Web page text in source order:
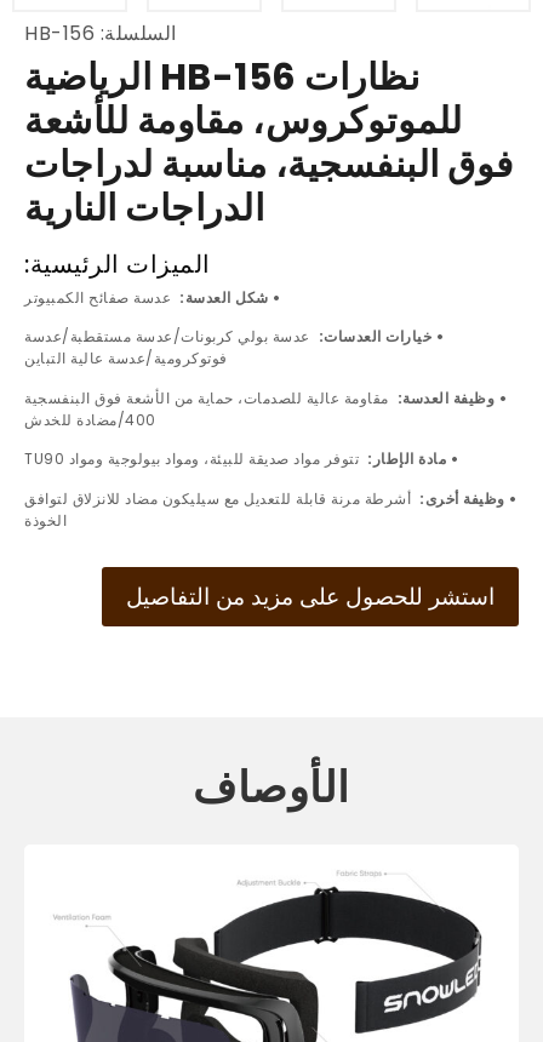
السلسلة: HB-156
نظارات HB-156 الرياضية
للموتوكروس، مقاومة للأشعة
فوق البنفسجية، مناسبة لدراجات
الدراجات النارية
الميزات الرئيسية:
• شكل العدسة: عدسة صفائح الكمبيوتر
• خيارات العدسات: عدسة بولي كربونات/عدسة مستقطبة/عدسة
فوتوكرومية/عدسة عالية التباين
• وظيفة العدسة: مقاومة عالية للصدمات، حماية من الأشعة فوق البنفسجية
400/مضادة للخدش
• مادة الإطار: تتوفر مواد صديقة للبيئة، ومواد بيولوجية ومواد TU90
• وظيفة أخرى: أشرطة مرنة قابلة للتعديل مع سيليكون مضاد للانزلاق لتوافق
الخوذة
استشر للحصول على مزيد من التفاصيل
الأوصاف